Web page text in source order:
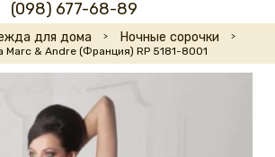
(098) 677-68-89
для дома Ночные сорочки
Marc & Andre (Франция) RP 5181-8001